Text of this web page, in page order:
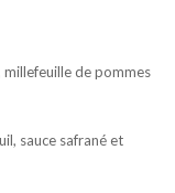
de pommes
sauce safrané et